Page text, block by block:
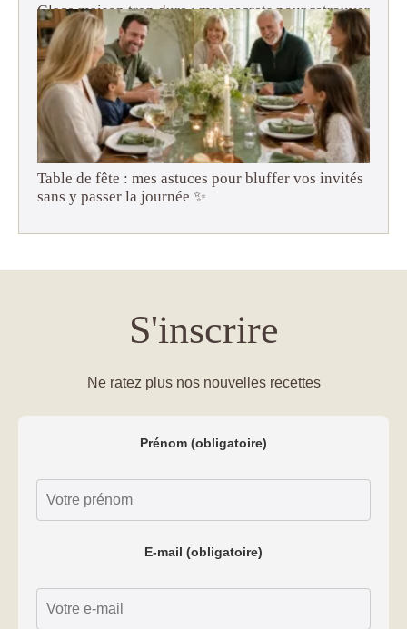
Glace maison trop dure : mes secrets pour retrouver
une texture onctueuse (adieu le bloc de béton !)
Table de fête : mes astuces pour bluffer vos invités
sans y passer la journée ✨
S'inscrire
Ne ratez plus nos nouvelles recettes
Prénom (obligatoire)
E-mail (obligatoire)